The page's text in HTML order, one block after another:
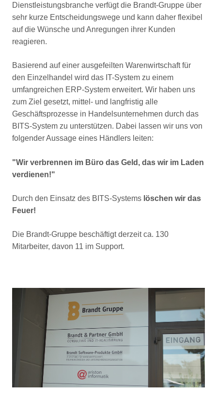
Dienstleistungsbranche verfügt die Brandt-Gruppe über
sehr kurze Entscheidungswege und kann daher flexibel
auf die Wünsche und Anregungen ihrer Kunden
reagieren.
Basierend auf einer ausgefeilten Warenwirtschaft für
den Einzelhandel wird das IT-System zu einem
umfangreichen ERP-System erweitert. Wir haben uns
zum Ziel gesetzt, mittel- und langfristig alle
Geschäftsprozesse in Handelsunternehmen durch das
BITS-System zu unterstützen. Dabei lassen wir uns von
folgender Aussage eines Händlers leiten:
"Wir verbrennen im Büro das Geld, das wir im Laden
verdienen!"
Durch den Einsatz des BITS-Systems löschen wir das
Feuer!
Die Brandt-Gruppe beschäftigt derzeit ca. 130
Mitarbeiter, davon 11 im Support.